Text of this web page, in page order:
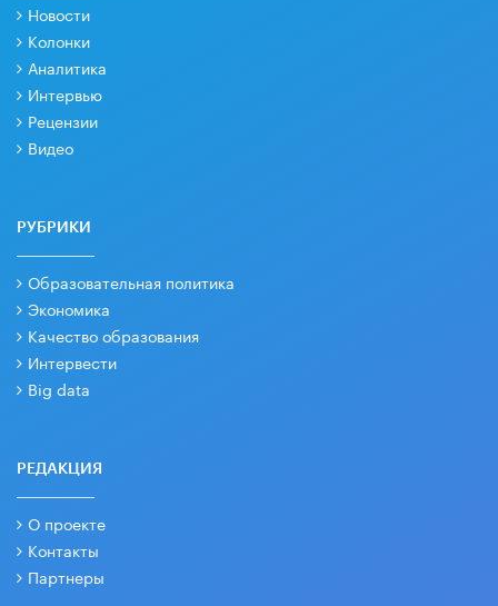
Новости
Колонки
Аналитика
Интервью
Рецензии
Видео
РУБРИКИ
Образовательная политика
Экономика
Качество образования
Интервести
Big data
РЕДАКЦИЯ
О проекте
Контакты
Партнеры